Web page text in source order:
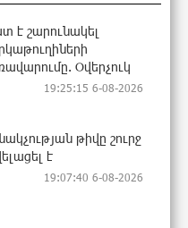
է շարունակել
Օվերչուկ
19:25:15 6-08-2026
թիվը շուրջ
է
19:07:40 6-08-2026